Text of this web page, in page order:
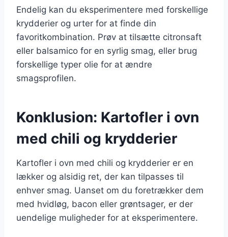
Endelig kan du eksperimentere med forskellige
krydderier og urter for at finde din
favoritkombination. Prøv at tilsætte citronsaft
eller balsamico for en syrlig smag, eller brug
forskellige typer olie for at ændre
smagsprofilen.
Konklusion: Kartofler i ovn
med chili og krydderier
Kartofler i ovn med chili og krydderier er en
lækker og alsidig ret, der kan tilpasses til
enhver smag. Uanset om du foretrækker dem
med hvidløg, bacon eller grøntsager, er der
uendelige muligheder for at eksperimentere.